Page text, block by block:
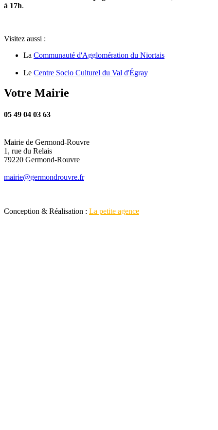
à 17h.
Visitez aussi :
La Communauté d'Agglomération du Niortais
Le Centre Socio Culturel du Val d'Égray
Votre Mairie
05 49 04 03 63
Mairie de Germond-Rouvre
1, rue du Relais
79220 Germond-Rouvre
mairie@germondrouvre.fr
Conception & Réalisation : La petite agence